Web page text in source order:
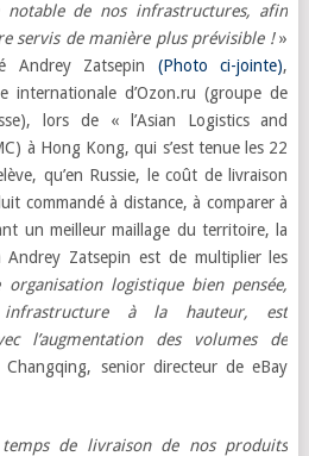
de nos infrastructures, afin
servis de manière plus prévisible !»
Andrey Zatsepin (Photo ci-jointe),
internationale d’Ozon.ru (groupe de
lors de « l’Asian Logistics and
à Hong Kong, qui s’est tenue les 22
qu’en Russie, le coût de livraison
commandé à distance, à comparer à
un meilleur maillage du territoire, la
Andrey Zatsepin est de multiplier les
organisation logistique bien pensée,
à la hauteur, est
l’augmentation des volumes de
Changqing, senior directeur de eBay
de livraison de nos produits